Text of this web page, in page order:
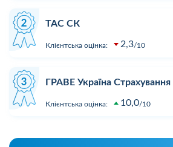
ТАС СК
Клієнтська оцінка: 2,3 10
ГРАВЕ Україна
Клієнтська оцінка: 10,0 10